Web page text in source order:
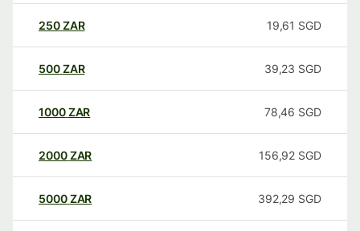
250ZAR 19,61 SGD
500ZAR 39,23 SGD
1000ZAR 78,46 SGD
2000ZAR 156,92 SGD
5000ZAR 392,29 SGD